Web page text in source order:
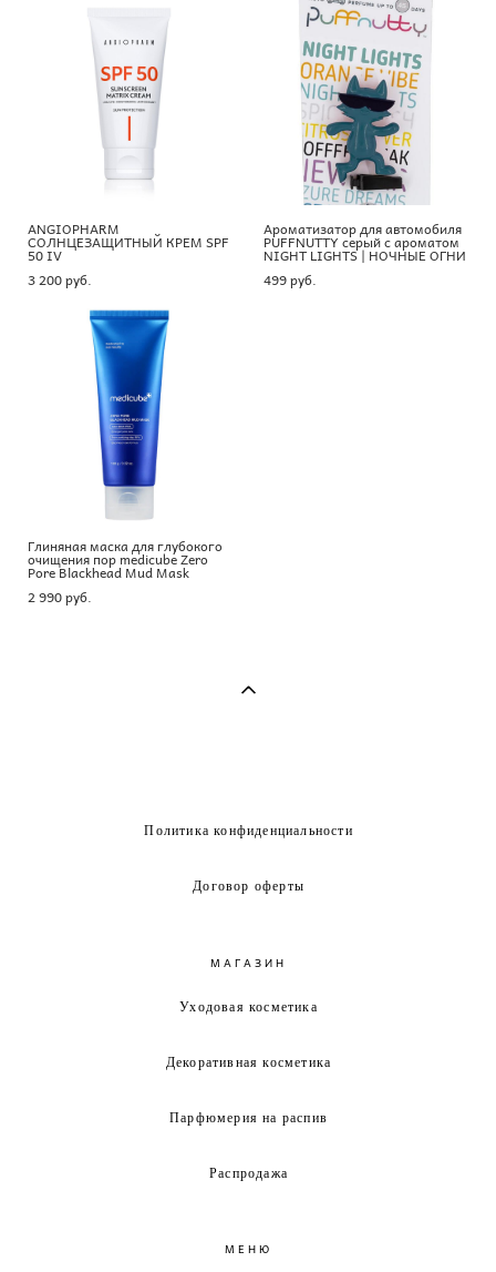
ANGIOPHARM
СОЛНЦЕЗАЩИТНЫЙ КРЕМ SPF
50 IV
3 200 pуб.
Ароматизатор для автомобиля
PUFFNUTTY серый с ароматом
NIGHT LIGHTS | НОЧНЫЕ ОГНИ
499 pуб.
Глиняная маска для глубокого
очищения пор medicube Zero
Pore Blackhead Mud Mask
2 990 pуб.
Политика конфиденциальности
Договор оферты
МАГАЗИН
Уходовая косметика
Декоративная косметика
Парфюмерия на распив
Распродажа
МЕНЮ